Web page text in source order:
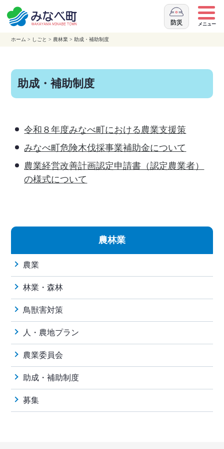
文
防災 メニュー
ホーム > しごと > 農林業 > 助成・補助制度
助成・補助制度
令和８年度みなべ町における農業支援策
みなべ町危険木伐採事業補助金について
農業経営改善計画認定申請書（認定農業者）
の様式について
農林業
農業
林業・森林
鳥獣害対策
人・農地プラン
農業委員会
助成・補助制度
募集